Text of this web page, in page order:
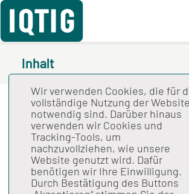
Feed
Inhalt
Spezifikation für
2025 V03
Gesamtspezifikation
Wir verwenden Cookies, die für
vollständige Nutzung der Website
notwendig sind. Darüber hinaus
verwenden wir Cookies und
Tracking-Tools, um
nachzuvollziehen, wie unsere
Website genutzt wird. Dafür
benötigen wir Ihre Einwilligung.
Durch Bestätigung des Buttons